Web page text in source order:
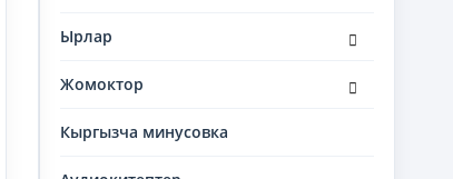
Ырлар
дочернее
Жомоктор
дочернее
Кыргызча минусовка